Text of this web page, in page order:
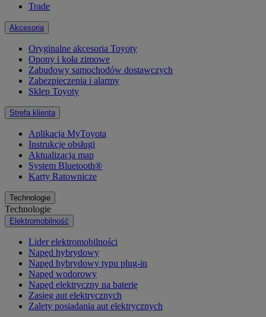
Trade
Akcesoria
Oryginalne akcesoria Toyoty
Opony i koła zimowe
Zabudowy samochodów dostawczych
Zabezpieczenia i alarmy
Sklep Toyoty
Strefa klienta
Aplikacja MyToyota
Instrukcje obsługi
Aktualizacja map
System Bluetooth®
Karty Ratownicze
Technologie
Technologie
Elektromobilność
Lider elektromobilności
Napęd hybrydowy
Napęd hybrydowy typu plug-in
Napęd wodorowy
Napęd elektryczny na baterię
Zasięg aut elektrycznych
Zalety posiadania aut elektrycznych